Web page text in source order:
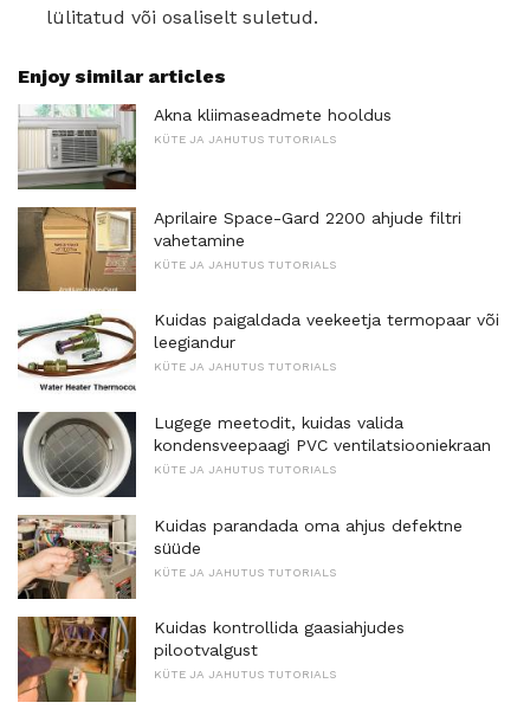
lülitatud või osaliselt suletud.
Enjoy similar articles
Akna kliimaseadmete hooldus
KÜTE JA JAHUTUS TUTORIALS
Aprilaire Space-Gard 2200 ahjude filtri
vahetamine
KÜTE JA JAHUTUS TUTORIALS
Kuidas paigaldada veekeetja termopaar või
leegiandur
KÜTE JA JAHUTUS TUTORIALS
Lugege meetodit, kuidas valida
kondensveepaagi PVC ventilatsiooniekraan
KÜTE JA JAHUTUS TUTORIALS
Kuidas parandada oma ahjus defektne
süüde
KÜTE JA JAHUTUS TUTORIALS
Kuidas kontrollida gaasiahjudes
pilootvalgust
KÜTE JA JAHUTUS TUTORIALS